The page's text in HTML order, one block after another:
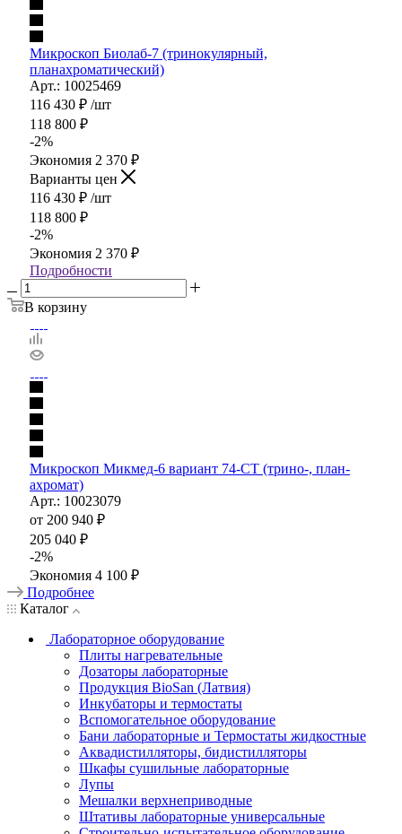
Микроскоп Биолаб-7 (тринокулярный,
планахроматический)
Арт.: 10025469
116 430 ₽ /шт
118 800 ₽
-2%
Экономия 2 370 ₽
Варианты цен
116 430 ₽ /шт
118 800 ₽
-2%
Экономия 2 370 ₽
Подробности
В корзину
Микроскоп Микмед-6 вариант 74-СТ (трино-, план-
ахромат)
Арт.: 10023079
от 200 940 ₽
205 040 ₽
-2%
Экономия 4 100 ₽
Подробнее
Каталог
Лабораторное оборудование
Плиты нагревательные
Дозаторы лабораторные
Продукция BioSan (Латвия)
Инкубаторы и термостаты
Вспомогательное оборудование
Бани лабораторные и Термостаты жидкостные
Аквадистилляторы, бидистилляторы
Шкафы сушильные лабораторные
Лупы
Мешалки верхнеприводные
Штативы лабораторные универсальные